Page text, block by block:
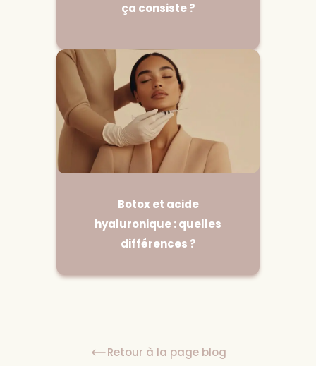
ça consiste ?
Botox et acide
hyaluronique : quelles
différences ?
Retour à la page blog